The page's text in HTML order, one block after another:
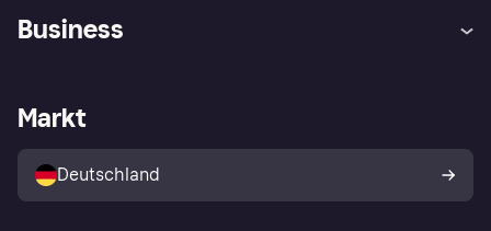
Klarna App
Shops entdecken
Käuferschutzrichtlinie
Dein Widerrufsrecht
Business
Händlerportal
Markt
Deutschland